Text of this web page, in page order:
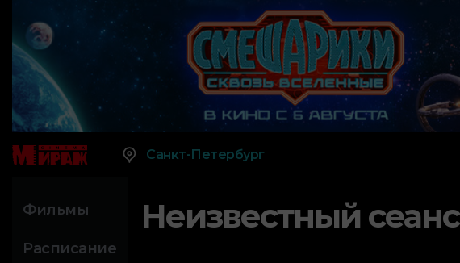
Санкт-Петербург
Фильмы
Расписание
Неизвестный сеанс